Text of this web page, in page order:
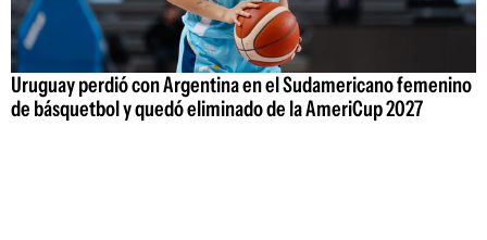
Uruguay perdió con Argentina en el Sudamericano femenino
de básquetbol y quedó eliminado de la AmeriCup 2027